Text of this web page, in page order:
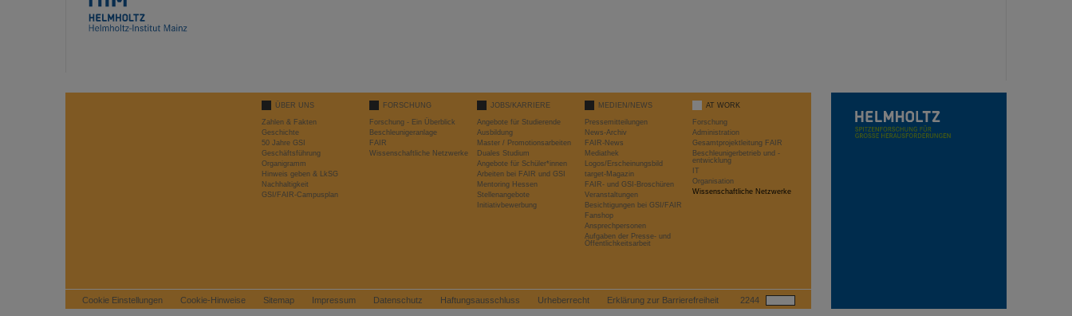
ÜBER UNS
Zahlen & Fakten
Geschichte
50 Jahre GSI
Geschäftsführung
Organigramm
Hinweis geben & LkSG
Nachhaltigkeit
GSI/FAIR-Campusplan
FORSCHUNG
Forschung - Ein Überblick
Beschleunigeranlage
FAIR
Wissenschaftliche Netzwerke
JOBS/KARRIERE
Angebote für Studierende
Ausbildung
Master / Promotionsarbeiten
Duales Studium
Angebote für Schüler*innen
Arbeiten bei FAIR und GSI
Mentoring Hessen
Stellenangebote
Initiativbewerbung
MEDIEN/NEWS
Pressemitteilungen
News-Archiv
FAIR-News
Mediathek
Logos/Erscheinungsbild
target-Magazin
FAIR- und GSI-Broschüren
Veranstaltungen
Besichtigungen bei GSI/FAIR
Fanshop
Ansprechpersonen
Aufgaben der Presse- und
Öffentlichkeitsarbeit
AT WORK
Forschung
Administration
Gesamtprojektleitung FAIR
Beschleunigerbetrieb und -
entwicklung
IT
Organisation
Wissenschaftliche Netzwerke
Cookie Einstellungen Cookie-Hinweise Sitemap Impressum Datenschutz Haftungsausschluss Urheberrecht Erklärung zur Barrierefreiheit 2244